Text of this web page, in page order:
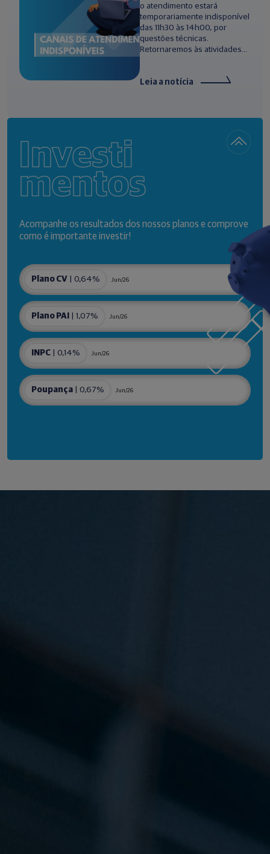
o atendimento estará
temporariamente indisponível
das 11h30 às 14h00, por
questões técnicas.
Retornaremos às atividades...
Leia a notícia
Investi
mentos
Acompanhe os resultados dos nossos planos e comprove
como é importante investir!
Plano CV | 0,64% Jun/26
Plano PAI | 1,07% Jun/26
INPC | 0,14% Jun/26
Poupança | 0,67% Jun/26